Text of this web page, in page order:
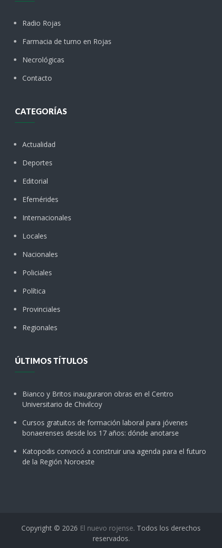
Radio Rojas
Farmacia de turno en Rojas
Necrológicas
Contacto
CATEGORÍAS
Actualidad
Deportes
Editorial
Efemérides
Internacionales
Locales
Nacionales
Policiales
Política
Provinciales
Regionales
ÚLTIMOS TÍTULOS
Bianco y Britos inauguraron obras en el Centro
Universitario de Chivilcoy
Cursos gratuitos de formación laboral para jóvenes
bonaerenses desde los 17 años: dónde anotarse
Katopodis convocó a construir una agenda para el futuro
de la Región Noroeste
Copyright © 2026 El nuevo rojense. Todos los derechos
reservados.